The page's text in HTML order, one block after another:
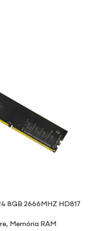
8GB 2666MHZ HD817
, Memória RAM